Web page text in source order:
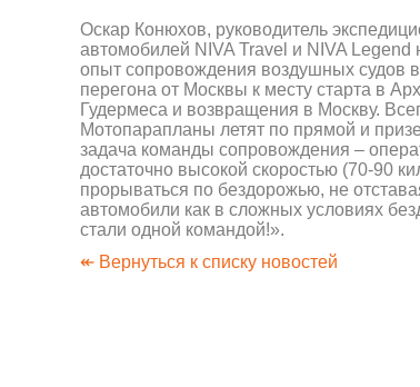
Оскар Конюхов, руководитель
автомобилей NIVA Travel и NIVA Legend
опыт сопровождения воздушных судов
перегона от Москвы к месту старта в
Гудермеса и возвращения в Москву.
Мотопарапланы летят по прямой и
задача команды сопровождения –
достаточно высокой скоростью (70-90
прорываться по бездорожью, не
автомобили как в сложных условиях
стали одной командой!».
↞ Вернуться к списку новостей